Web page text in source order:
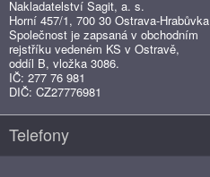
Nakladatelství Sagit, a. s.
Horní 457/1, 700 30 Ostrava-Hrabůvka
Společnost je zapsaná v obchodním
rejstříku vedeném KS v Ostravě,
oddíl B, vložka 3086.
IČ: 277 76 981
DIČ: CZ27776981
Telefony